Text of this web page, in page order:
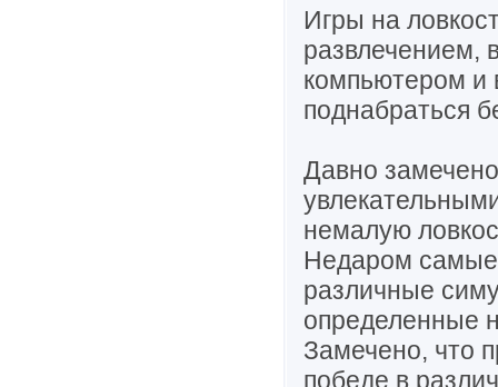
Игры на
развлечением,
компьютером и
поднабраться
Давно
немалую
Недаром
различные
определенные
Замечено, что
победе в